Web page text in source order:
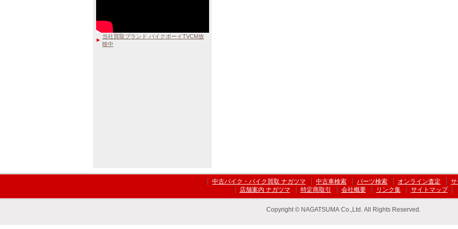
当社買取ブランド バイクボーイTVCM放
映中
中古バイク・バイク買取 ナガツマ 中古車検索 パーツ検索 オンライン査定
店舗案内 ナガツマ
特定商取引 会社概要 リンク集 サイトマップ
Copyright © NAGATSUMA Co.,Ltd. All Rights Reserved.